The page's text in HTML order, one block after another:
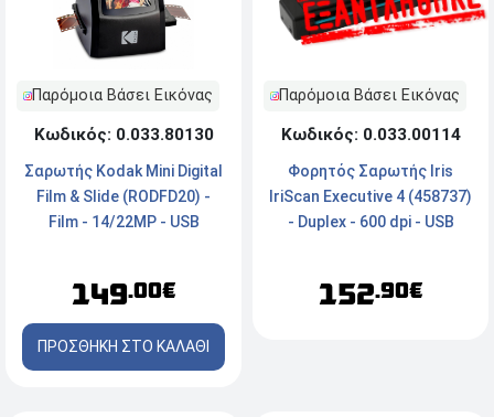
Παρόμοια Βάσει Εικόνας
Κωδικός: 0.033.80130
Σαρωτής Kodak Mini Digital
Film & Slide (RODFD20) -
Film - 14/22MP - USB
149.00€
ΠΡΟΣΘΗΚΗ ΣΤΟ ΚΑΛΑΘΙ
Παρόμοια Βάσει Εικόνας
Κωδικός: 0.033.00114
Φορητός Σαρωτής Iris
IriScan Executive 4 (458737)
- Duplex - 600 dpi - USB
152.90€